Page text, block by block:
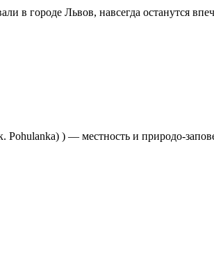
в городе Львов, навсегда останутся
Pohulanka) ) — местность и природо-